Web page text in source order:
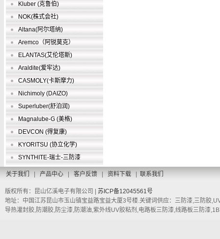
Kluber (克鲁伯)
NOK(株式会社)
Altana(阿尔塔纳)
Aremco（阿锐莫克）
ELANTAS(艾伦塔斯)
Araldite(爱牢达)
CASMOLY(卡斯摩力)
Nichimoly (DAIZO)
Superluber(舒泊润)
Magnalube-G (美格)
DEVCON (得复康)
KYORITSU (协立化学)
SYNTHITE-瑞士-三防漆
关于我们 产品中心 客户反馈 资料下载 联系我们
版权所有：昆山亿溪电子有限公司 | 苏ICP备12045561号
地址：中国江苏昆山市玉山镇宝益路宝益大厦3号楼.关键词供应：三防漆,三防胶
导热灌封胶,防潮胶,防尘漆,防潮油,紫外线UV胶粘剂,电路板三防漆,线路板三防漆